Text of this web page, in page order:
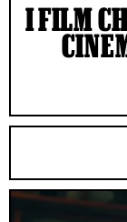
I FILM